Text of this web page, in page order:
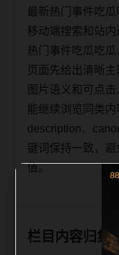
最新热门事件吃
移动端搜索和站
热门事件吃瓜吃瓜
页面先给出清晰
图片语义和可点
能继续浏览同类内
description、
键词保持一致，
值。
栏目内容归集